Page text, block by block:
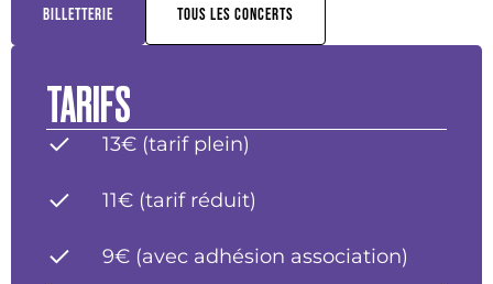
BILLETTERIE TOUS LES CONCERTS
TARIFS
13€ (tarif plein)
11€ (tarif réduit)
9€ (avec adhésion association)